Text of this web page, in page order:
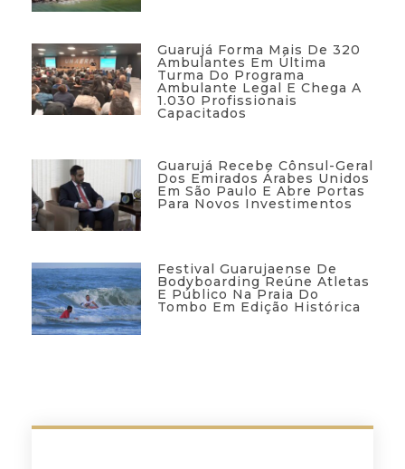
Guarujá Forma Mais De 320
Ambulantes Em Última
Turma Do Programa
Ambulante Legal E Chega A
1.030 Profissionais
Capacitados
Guarujá Recebe Cônsul-Geral
Dos Emirados Árabes Unidos
Em São Paulo E Abre Portas
Para Novos Investimentos
Festival Guarujaense De
Bodyboarding Reúne Atletas
E Público Na Praia Do
Tombo Em Edição Histórica